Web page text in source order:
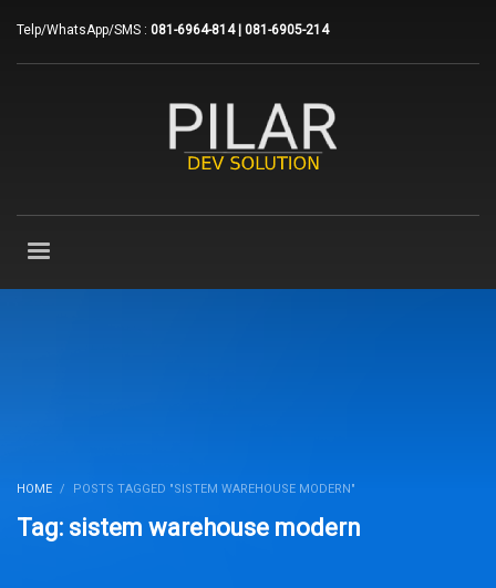
Telp/WhatsApp/SMS : 081-6964-814 | 081-6905-214
HOME POSTS TAGGED "SISTEM WAREHOUSE MODERN"
Tag: sistem warehouse modern